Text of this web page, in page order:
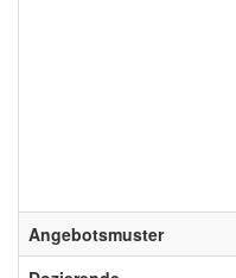
Angebotsmuster